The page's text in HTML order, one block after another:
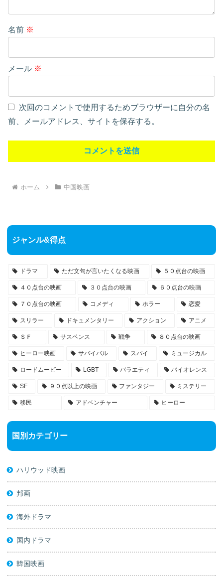
名前 ※
メール ※
次回のコメントで使用するためブラウザーに自分の名
前、メールアドレス、サイトを保存する。
ホーム 中国映画
ジャンル&得点
ドラマ ただ文句が言いたくなる映画 ５０点台の映画
４０点台の映画 ３０点台の映画 ６０点台の映画
７０点台の映画 コメディ ホラー 恋愛
スリラー ドキュメンタリー アクション アニメ
ＳＦ サスペンス 戦争 ８０点台の映画
ヒーロー映画 サバイバル スパイ ミュージカル
ロードムービー LGBT バラエティ バイオレンス
SF ９０点以上の映画 ファンタジー ミステリー
移民 アドベンチャー ヒーロー
国別カテゴリー
ハリウッド映画
邦画
海外ドラマ
国内ドラマ
韓国映画